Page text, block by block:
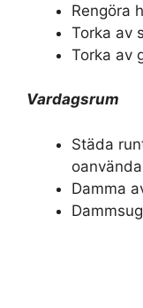
Rengöra
Torka av
Torka av
Vardagsrum
Städa
Damma